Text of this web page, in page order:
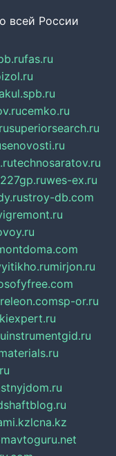
всей России
fas.ru
cemko.ru
superiorsearch.ru
senovosti.ru
technosaratov.ru
227gp.ruwes-ex.ru
stroy-db.com
mirjon.ru
sp-or.ru
instrumentgid.ru
lcna.kz
avtoguru.net